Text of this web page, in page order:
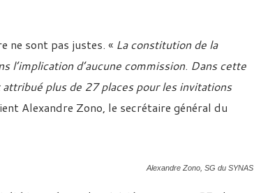
ne sont pas justes. « La constitution de la
l’implication d’aucune commission. Dans cette
plus de 27 places pour les invitations
Alexandre Zono, le secrétaire général du
Alexandre Zono, SG du SYNAS